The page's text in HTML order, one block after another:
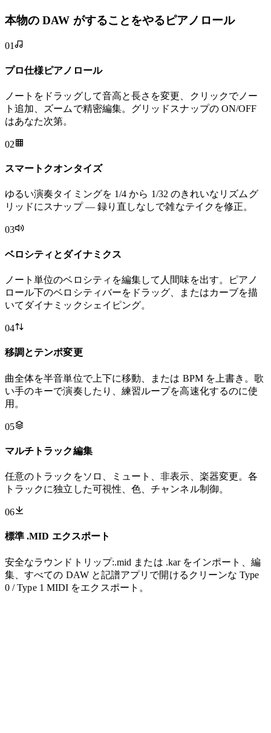
本物の DAW がすることをやるピアノロール
01
プロ仕様ピアノロール
ノートをドラッグして音高と長さを変更、クリックでノー
ト追加、ズームで精密編集。グリッドスナップの ON/OFF
はあなた次第。
02
スマートクオンタイズ
ゆるい演奏タイミングを 1/4 から 1/32 のきれいなリズムグ
リッドにスナップ — 録り直しなしで雑なテイクを修正。
03
ベロシティとダイナミクス
ノート単位のベロシティを編集して人間味を出す。ピアノ
ロール下のベロシティバーをドラッグ、またはカーブを描
いてダイナミックシェイピング。
04
移調とテンポ変更
曲全体を半音単位で上下に移動、または BPM を上書き。歌
い手のキーで演奏したり、練習ループを高速化するのに使
用。
05
マルチトラック編集
任意のトラックをソロ、ミュート、非表示、楽器変更。各
トラックに独立した可視性、色、チャンネル制御。
06
標準 .MID エクスポート
安全なラウンドトリップ:.mid または .kar をインポート、編
集、すべての DAW と記譜アプリで開けるクリーンな Type
0 / Type 1 MIDI をエクスポート。